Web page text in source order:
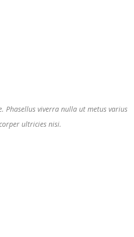
Phasellus viverra nulla ut metus varius
ultricies nisi.